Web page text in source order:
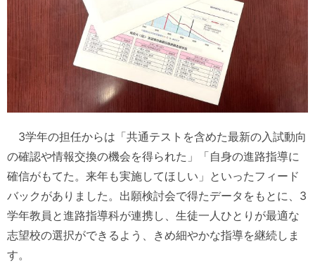
3学年の担任からは「共通テストを含めた最新の入試動向
の確認や情報交換の機会を得られた」「自身の進路指導に
確信がもてた。来年も実施してほしい」といったフィード
バックがありました。出願検討会で得たデータをもとに、3
学年教員と進路指導科が連携し、生徒一人ひとりが最適な
志望校の選択ができるよう、きめ細やかな指導を継続しま
す。